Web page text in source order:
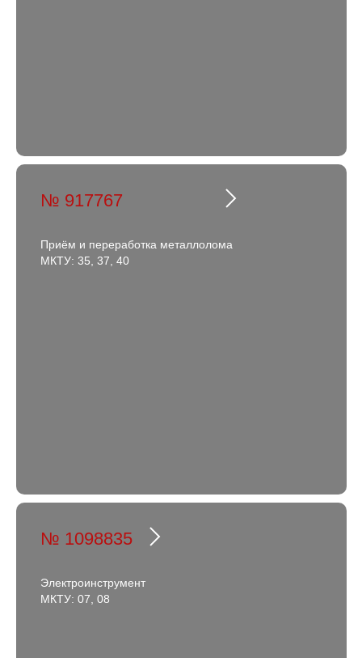
№ 917767
Приём и переработка металлолома
МКТУ: 35, 37, 40
№ 1098835
Электроинструмент
МКТУ: 07, 08